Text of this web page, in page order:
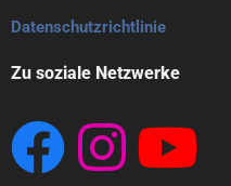
Datenschutzrichtlinie
Zu soziale Netzwerke